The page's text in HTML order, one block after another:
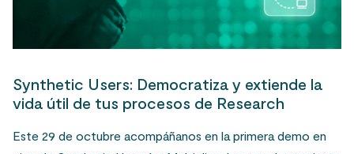
Synthetic Users: Democratiza y extiende la
vida útil de tus procesos de Research
Este 29 de octubre acompáñanos en la primera demo en